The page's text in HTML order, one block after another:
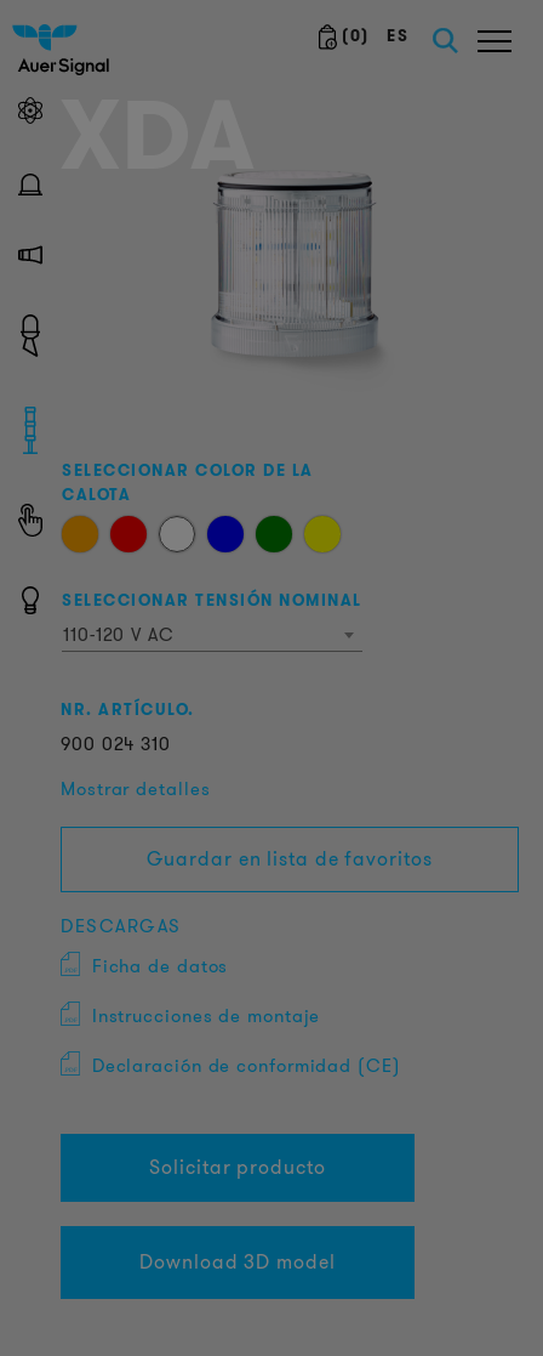
(0) ES
XDA
SELECCIONAR COLOR DE LA
CALOTA
SELECCIONAR TENSIÓN NOMINAL
110-120 V AC
NR. ARTÍCULO.
900 024 310
Mostrar detalles
Guardar en lista de favoritos
DESCARGAS
Ficha de datos
Instrucciones de montaje
Declaración de conformidad (CE)
Solicitar producto
Download 3D model